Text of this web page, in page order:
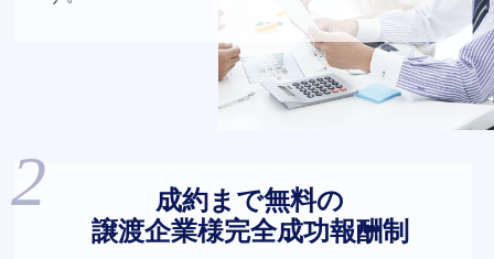
成約まで無料の
譲渡企業様完全成功報酬制